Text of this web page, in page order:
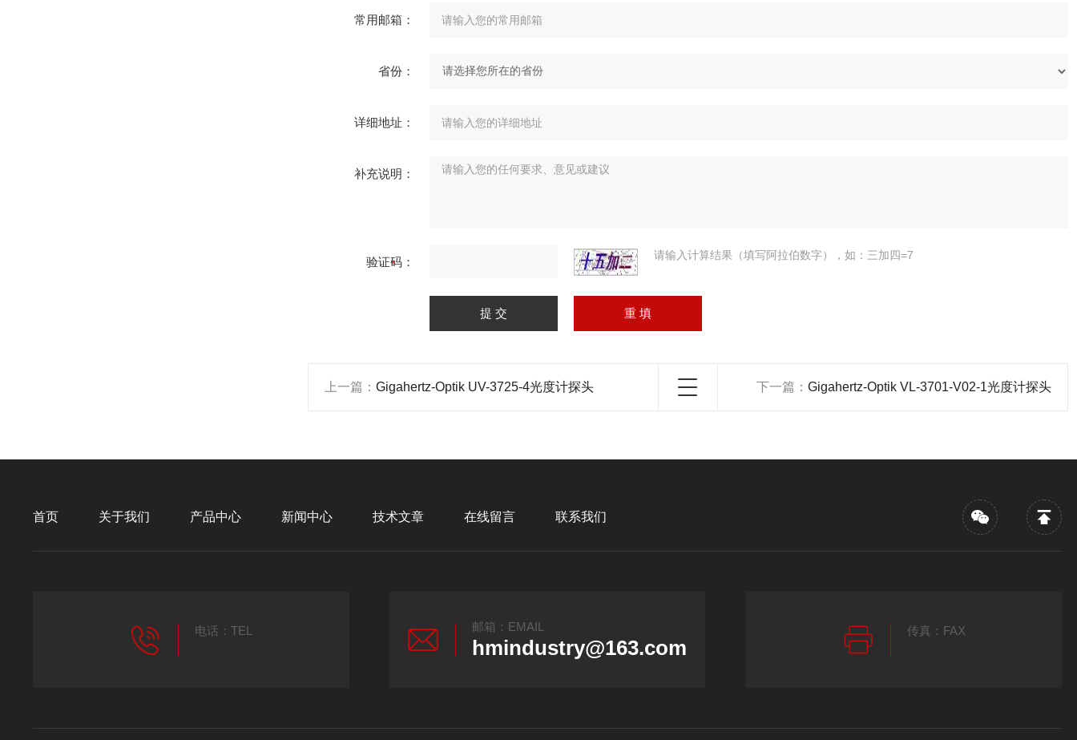
常用邮箱：
省份：
详细地址：
补充说明：
验证码： 请输入计算结果（填写阿拉伯数字），如：三加四=7
上一篇： Gigahertz-Optik UV-3725-4光度计探头 下一篇： Gigahertz-Optik VL-3701-V02-1光度计探头
首页 关于我们 产品中心 新闻中心 技术文章 在线留言 联系我们
电话：TEL 邮箱：EMAIL
hmindustry@163.com
传真：FAX